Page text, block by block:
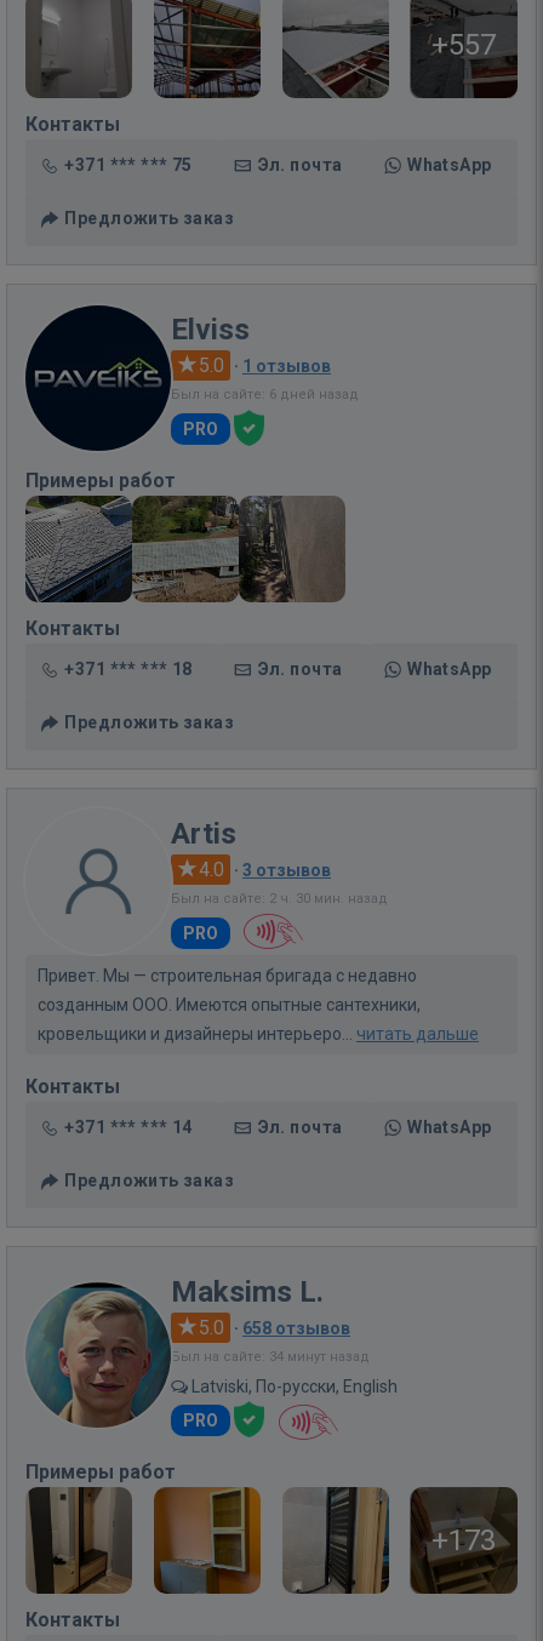
+557
Контакты
+371 *** *** 75 Эл. почта WhatsApp
Предложить заказ
Elviss
5.0 · 1 отзывов
Был на сайте: 6 дней назад
PRO
Примеры работ
Контакты
+371 *** *** 18 Эл. почта WhatsApp
Предложить заказ
Artis
4.0 · 3 отзывов
Был на сайте: 2 ч. 30 мин. назад
PRO
Привет. Мы — строительная бригада с недавно
созданным ООО. Имеются опытные сантехники,
кровельщики и дизайнеры интерьеро... читать дальше
Контакты
+371 *** *** 14 Эл. почта WhatsApp
Предложить заказ
Maksims L.
5.0 · 658 отзывов
Был на сайте: 34 минут назад
Latviski, По-русски, English
PRO
Примеры работ
+173
Контакты